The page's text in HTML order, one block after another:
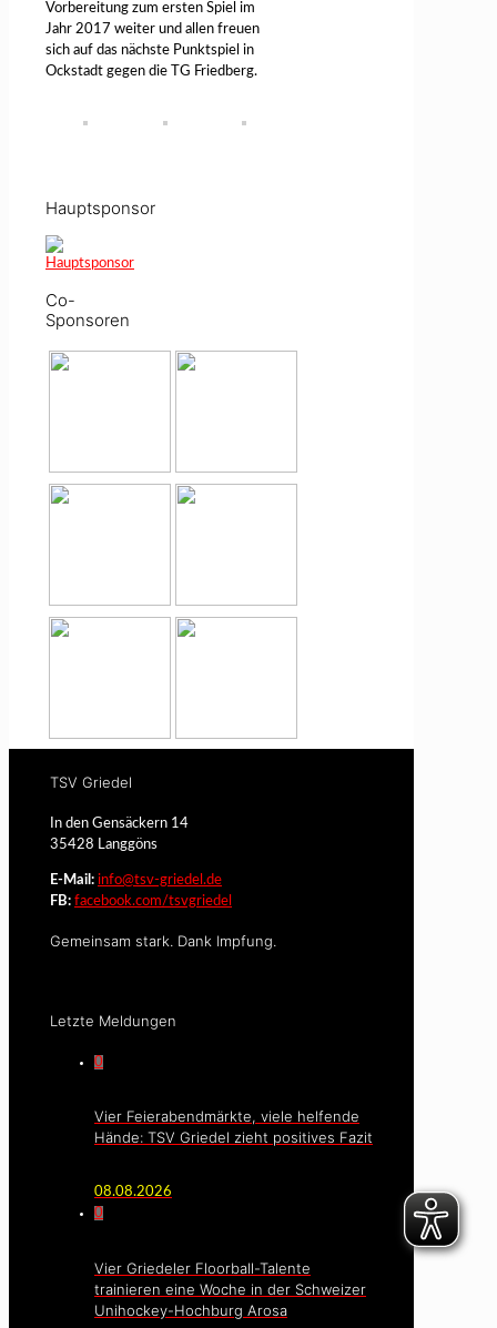
Vorbereitung zum ersten Spiel im
Jahr 2017 weiter und allen freuen
sich auf das nächste Punktspiel in
Ockstadt gegen die TG Friedberg.
Hauptsponsor
Co-
Sponsoren
TSV Griedel
In den Gensäckern 14
35428 Langgöns
E-Mail: info@tsv-griedel.de
FB: facebook.com/tsvgriedel
Gemeinsam stark. Dank Impfung.
Letzte Meldungen
0
Vier Feierabendmärkte, viele helfende
Hände: TSV Griedel zieht positives Fazit
08.08.2026
0
Vier Griedeler Floorball-Talente
trainieren eine Woche in der Schweizer
Unihockey-Hochburg Arosa